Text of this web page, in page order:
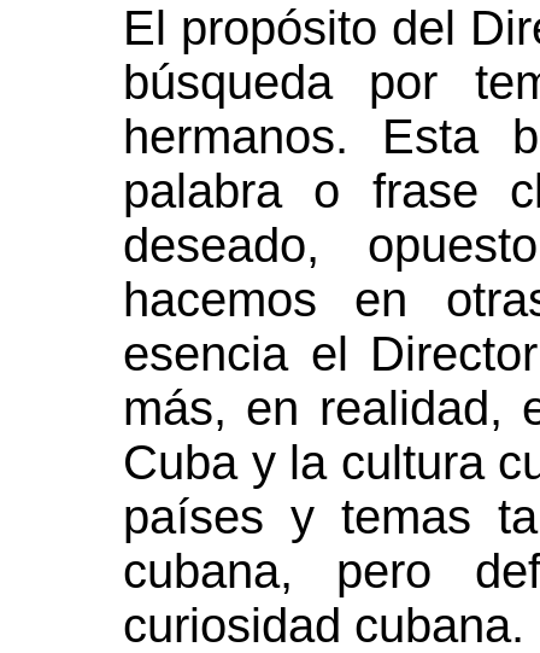
El propósito del
búsqueda por
hermanos. Esta
palabra o frase
deseado,
hacemos en
esencia el
más, en realidad,
Cuba y la cultura
países y temas
cubana, pero
curiosidad cubana.